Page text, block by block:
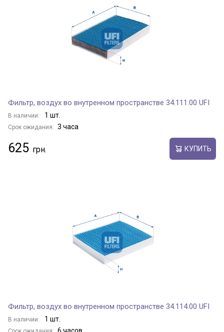
Фильтр, воздух во внутренном пространстве 34.111.00 UFI
В наличии: 1 шт.
Срок ожидания: 3 часа
625 КУПИТЬ
Фильтр, воздух во внутренном пространстве 34.114.00 UFI
В наличии: 1 шт.